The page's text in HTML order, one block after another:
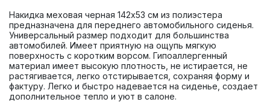
Накидка меховая черная 142х53 см из полиэстера
предназначена для переднего автомобильного сиденья.
Универсальный размер подходит для большинства
автомобилей. Имеет приятную на ощупь мягкую
поверхность с коротким ворсом. Гипоаллергенный
материал имеет высокую плотность, не истирается, не
растягивается, легко отстирывается, сохраняя форму и
фактуру. Легко и быстро надевается на сиденье, создает
дополнительное тепло и уют в салоне.